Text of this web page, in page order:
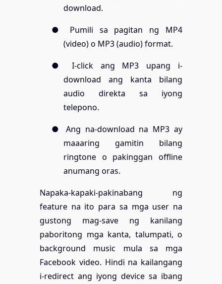
download.
● Pumili sa pagitan ng MP4
(video) o MP3 (audio) format.
● I-click ang MP3 upang i-
download ang kanta bilang
audio direkta sa iyong
telepono.
● Ang na-download na MP3 ay
maaaring gamitin bilang
ringtone o pakinggan offline
anumang oras.
Napaka-kapaki-pakinabang ng
feature na ito para sa mga user na
gustong mag-save ng kanilang
paboritong mga kanta, talumpati, o
background music mula sa mga
Facebook video. Hindi na kailangang
i-redirect ang iyong device sa ibang